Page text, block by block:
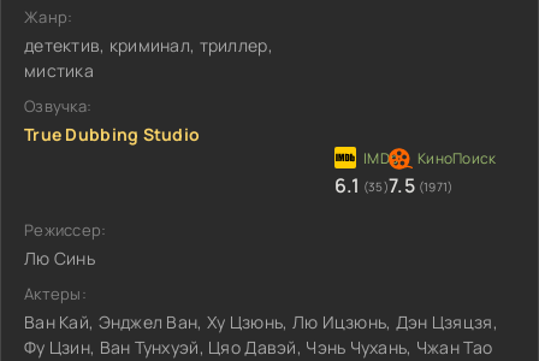
Жанр:
детектив, криминал, триллер,
мистика
Озвучка:
True Dubbing Studio
6.1 (35)7.5 (1971)
Режиссер:
Лю Синь
Актеры:
Ван Кай, Энджел Ван, Ху Цзюнь, Лю Ицзюнь, Дэн Цзяцзя,
Фу Цзин, Ван Тунхуэй, Цяо Давэй, Чэнь Чухань, Чжан Тао